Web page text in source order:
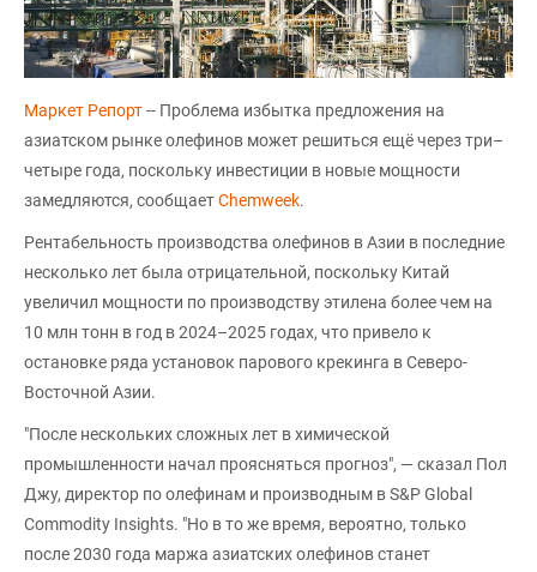
Маркет Репорт-- Проблема избытка предложения на
азиатском рынке олефинов может решиться ещё через три–
четыре года, поскольку инвестиции в новые мощности
замедляются, сообщаетChemweek.
Рентабельность производства олефинов в Азии в последние
несколько лет была отрицательной, поскольку Китай
увеличил мощности по производству этилена более чем на
10 млн тонн в год в 2024–2025 годах, что привело к
остановке ряда установок парового крекинга в Северо-
Восточной Азии.
"После нескольких сложных лет в химической
промышленности начал проясняться прогноз", — сказал Пол
Джу, директор по олефинам и производным в S&P Global
Commodity Insights. "Но в то же время, вероятно, только
после 2030 года маржа азиатских олефинов станет